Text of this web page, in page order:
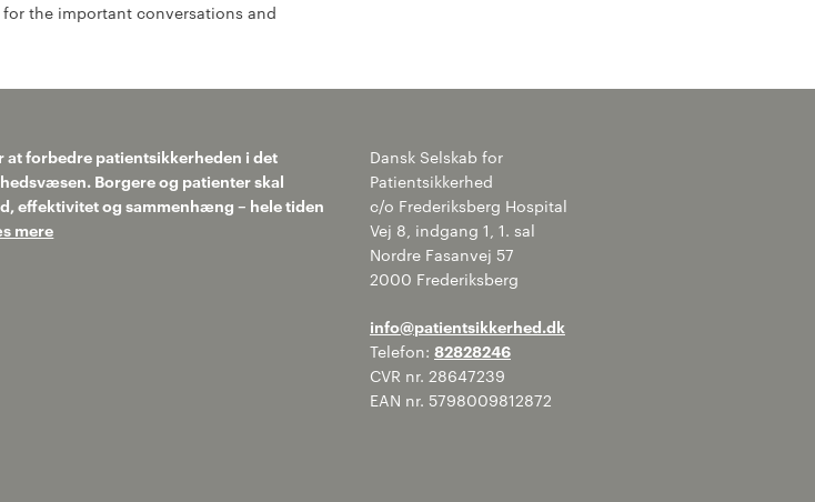
the important conversations and
at forbedre patientsikkerheden i det
Borgere og patienter skal
effektivitet og sammenhæng – hele tiden
mere
Dansk Selskab for
Patientsikkerhed
c/o Frederiksberg Hospital
Vej 8, indgang 1, 1. sal
Nordre Fasanvej 57
2000 Frederiksberg
info@patientsikkerhed.dk
Telefon: 82828246
CVR nr. 28647239
EAN nr. 5798009812872